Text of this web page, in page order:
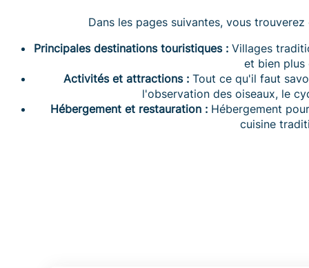
Dans les pages suivantes, vous
Principales destinations touristiques : Villages
et bien plus
Activités et attractions :Tout ce qu'il faut
l'observation des oiseaux, le
Hébergement et restauration : Hébergement
cuisine